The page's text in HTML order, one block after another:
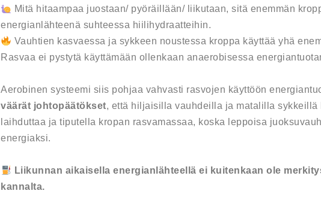
Mitä hitaampaa juostaan/ pyöräillään/ liikutaan, sitä enemmän
energianlähteenä suhteessa hiilihydraatteihin.
Vauhtien kasvaessa ja sykkeen noustessa kroppa käyttää yhä
Rasvaa ei pystytä käyttämään ollenkaan anaerobisessa
Aerobinen systeemi siis pohjaa vahvasti rasvojen käyttöön
väärät johtopäätökset, että hiljaisilla vauhdeilla ja matalilla sykkeillä
laihduttaa ja tiputella kropan rasvamassaa, koska leppoisa
energiaksi.
Liikunnan aikaisella energianlähteellä ei kuitenkaan ole
kannalta.